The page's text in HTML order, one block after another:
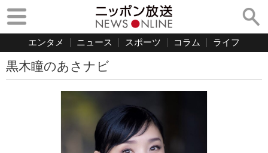
エンタメ ニュース スポーツ コラム ライフ
黒木瞳のあさナビ